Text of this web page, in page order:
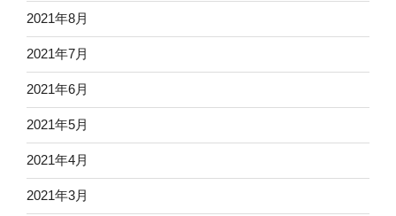
2021年8月
2021年7月
2021年6月
2021年5月
2021年4月
2021年3月